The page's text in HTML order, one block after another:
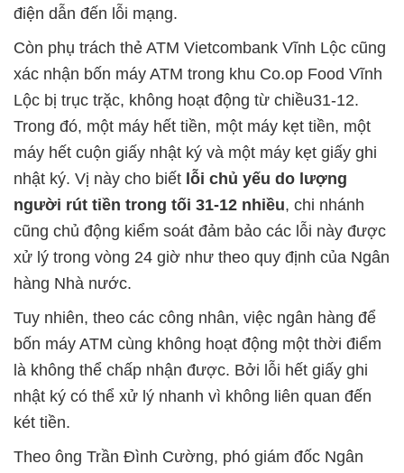
điện dẫn đến lỗi mạng.
Còn phụ trách thẻ ATM Vietcombank Vĩnh Lộc cũng
xác nhận bốn máy ATM trong khu Co.op Food Vĩnh
Lộc bị trục trặc, không hoạt động từ chiều31-12.
Trong đó, một máy hết tiền, một máy kẹt tiền, một
máy hết cuộn giấy nhật ký và một máy kẹt giấy ghi
nhật ký. Vị này cho biết lỗi chủ yếu do lượng
người rút tiền trong tối 31-12 nhiều, chi nhánh
cũng chủ động kiểm soát đảm bảo các lỗi này được
xử lý trong vòng 24 giờ như theo quy định của Ngân
hàng Nhà nước.
Tuy nhiên, theo các công nhân, việc ngân hàng để
bốn máy ATM cùng không hoạt động một thời điểm
là không thể chấp nhận được. Bởi lỗi hết giấy ghi
nhật ký có thể xử lý nhanh vì không liên quan đến
két tiền.
Theo ông Trần Ðình Cường, phó giám đốc Ngân